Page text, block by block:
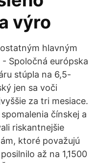
výro
hlavným
Spoločná európska
stúpla na 6,5-
jen sa voči
za tri mesiace.
čínskej a
riskantnejšie
ktoré považujú
až na 1,1500